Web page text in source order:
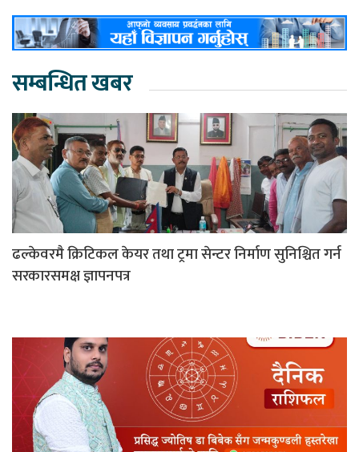
सम्बन्धित खबर
ढल्केवरमै क्रिटिकल केयर तथा ट्रमा सेन्टर निर्माण सुनिश्चित गर्न
सरकारसमक्ष ज्ञापनपत्र